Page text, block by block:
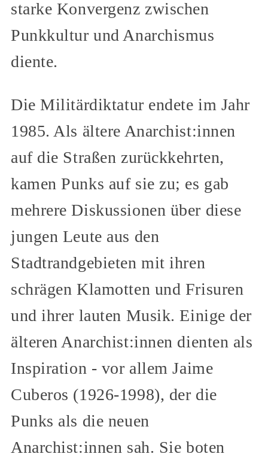
starke Konvergenz zwischen
Punkkultur und Anarchismus
diente.
Die Militärdiktatur endete im Jahr
1985. Als ältere Anarchist:innen
auf die Straßen zurückkehrten,
kamen Punks auf sie zu; es gab
mehrere Diskussionen über diese
jungen Leute aus den
Stadtrandgebieten mit ihren
schrägen Klamotten und Frisuren
und ihrer lauten Musik. Einige der
älteren Anarchist:innen dienten als
Inspiration - vor allem Jaime
Cuberos (1926-1998), der die
Punks als die neuen
Anarchist:innen sah. Sie boten